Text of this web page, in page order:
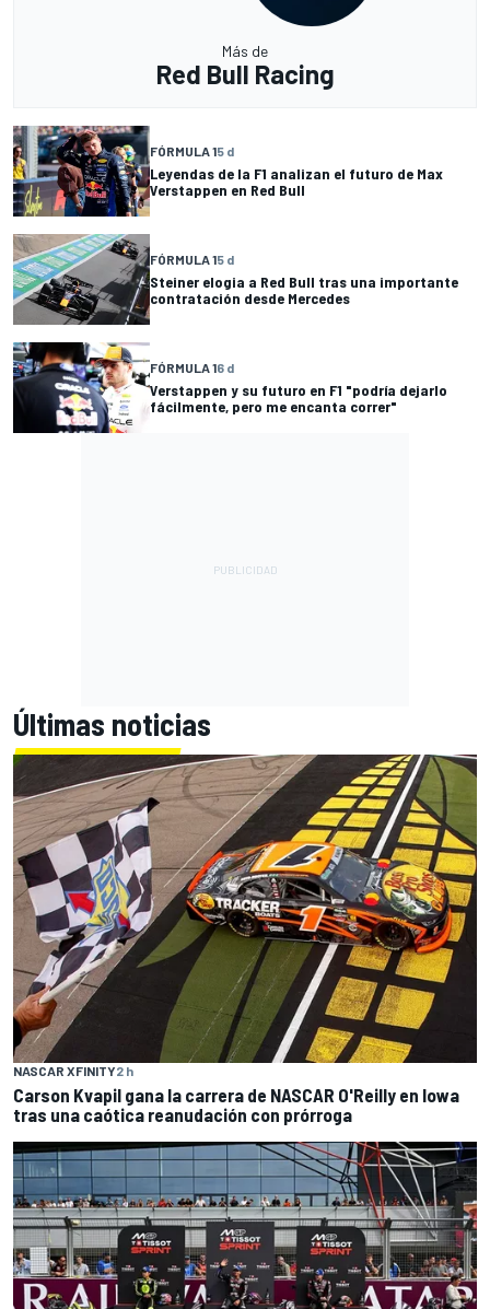
Más de
Red Bull Racing
FÓRMULA 15 d
Leyendas de la F1 analizan el futuro de Max
Verstappen en Red Bull
FÓRMULA 15 d
Steiner elogia a Red Bull tras una importante
contratación desde Mercedes
FÓRMULA 16 d
Verstappen y su futuro en F1 "podría dejarlo
fácilmente, pero me encanta correr"
Últimas noticias
NASCAR XFINITY2 h
Carson Kvapil gana la carrera de NASCAR O'Reilly en Iowa
tras una caótica reanudación con prórroga